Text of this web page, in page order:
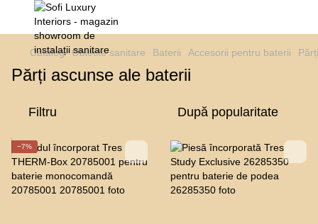
Catalog Obiecte sanitare Baterii Accesorii pentru baterii
Părți ascunse ale baterii
Filtru După popularitate
−7%